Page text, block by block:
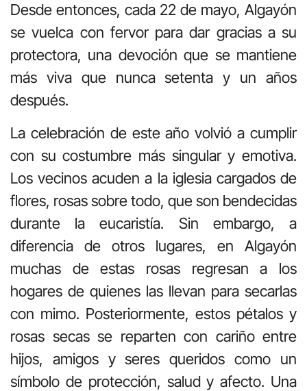
Desde entonces, cada 22 de mayo, Algayón
se vuelca con fervor para dar gracias a su
protectora, una devoción que se mantiene
más viva que nunca setenta y un años
después.
La celebración de este año volvió a cumplir
con su costumbre más singular y emotiva.
Los vecinos acuden a la iglesia cargados de
flores, rosas sobre todo, que son bendecidas
durante la eucaristía. Sin embargo, a
diferencia de otros lugares, en Algayón
muchas de estas rosas regresan a los
hogares de quienes las llevan para secarlas
con mimo. Posteriormente, estos pétalos y
rosas secas se reparten con cariño entre
hijos, amigos y seres queridos como un
símbolo de protección, salud y afecto. Una